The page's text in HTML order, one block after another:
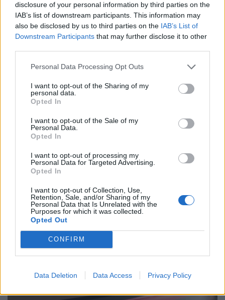
disclosure of your personal information by third parties on the
IAB’s list of downstream participants. This information may
also be disclosed by us to third parties on the IAB’s List of
Downstream Participants that may further disclose it to other
Personal Data Processing Opt Outs
I want to opt-out of the Sharing of my
personal data.
Opted In
I want to opt-out of the Sale of my
Personal Data.
Opted In
I want to opt-out of processing my
Personal Data for Targeted Advertising.
Opted In
I want to opt-out of Collection, Use,
Retention, Sale, and/or Sharing of my
Personal Data that Is Unrelated with the
Purposes for which it was collected.
Opted Out
CONFIRM
Data Deletion Data Access Privacy Policy
julho 2022
Revista Carros & Motores
Toyota
Ricardo Carvalho
Related Posts